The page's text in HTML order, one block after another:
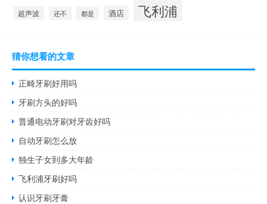
超声波 还不 都是 酒店 飞利浦
猜你想看的文章
正畸牙刷好用吗
牙刷方头的好吗
普通电动牙刷对牙齿好吗
自动牙刷怎么放
独生子女到多大年龄
飞利浦牙刷好吗
认识牙刷牙膏